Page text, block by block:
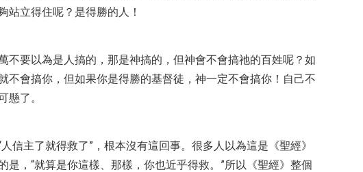
站立得住呢？是得勝的人！
不要以為是人搞的，那是神搞的，但神會不會搞祂的百姓呢？如
不會搞你，但如果你是得勝的基督徒，神一定不會搞你！自己不
懸了。
信主了就得救了”，根本沒有這回事。很多人以為這是《聖經》
是，“就算是你這樣、那樣，你也近乎得救。”所以《聖經》整個